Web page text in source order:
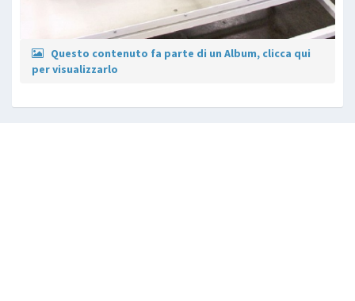
Questo contenuto fa parte di un Album, clicca qui
per visualizzarlo